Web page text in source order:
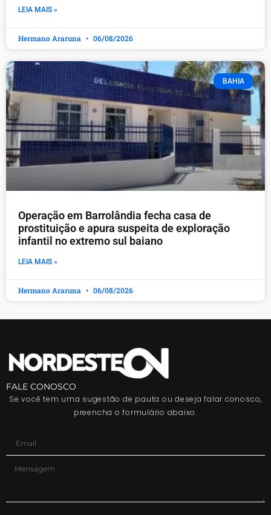
LEIA MAIS »
Hermano Araruna 06/08/2026
BAHIA
Operação em Barrolândia fecha casa de
prostituição e apura suspeita de exploração
infantil no extremo sul baiano
LEIA MAIS »
Hermano Araruna 06/08/2026
FALE CONOSCO
Se você tem uma sugestão de pauta ou deseja falar conosco,
preencha o formulário abaixo.